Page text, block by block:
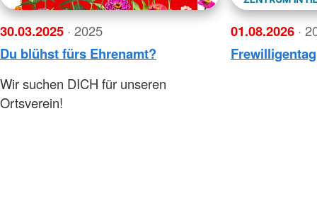
30.03.2025 · 2025
Du blühst fürs Ehrenamt?
Wir suchen DICH für unseren
Ortsverein!
01.08.2026 ·